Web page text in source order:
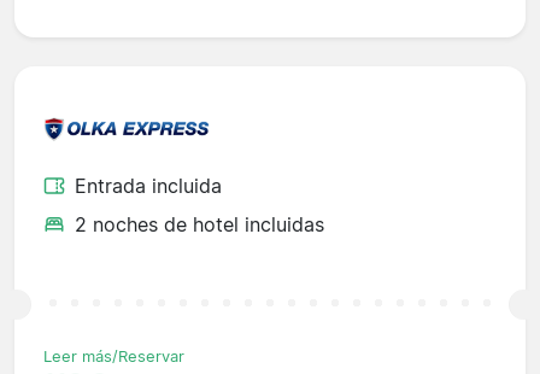
Entrada incluida
2 noches de hotel incluidas
Leer más/Reservar